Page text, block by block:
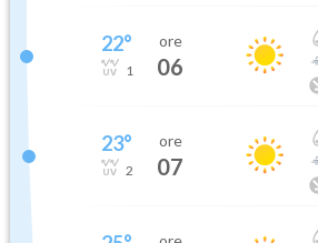
22°
1
ore
06
23°
2
ore
07